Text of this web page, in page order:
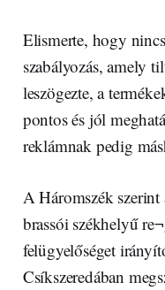
Elismerte, hogy
szabályozás, amely
leszögezte, a
pontos és jól
reklámnak pedig
A Háromszék szerint
brassói székhelyű
felügyelőséget
Csíkszeredában